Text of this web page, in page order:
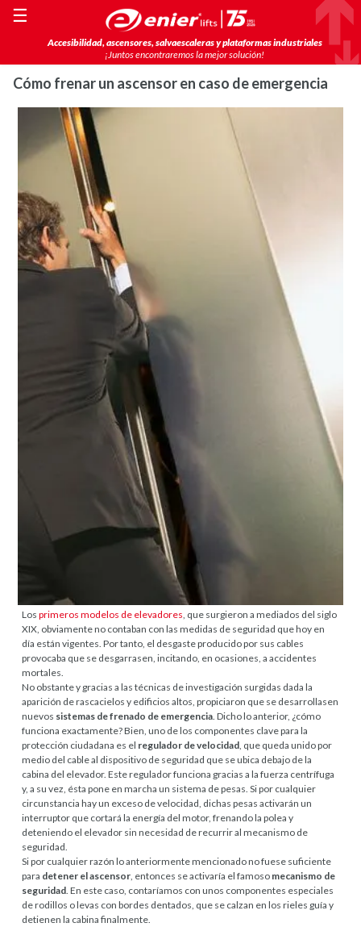
Accesibilidad, ascensores, salvaescaleras y plataformas industriales
¡Juntos encontraremos la mejor solución!
☰
Cómo frenar un ascensor en caso de emergencia
Losprimeros modelos de elevadores, que surgieron a mediados del siglo
XIX, obviamente no contaban con las medidas de seguridad que hoy en
día están vigentes. Por tanto, el desgaste producido por sus cables
provocaba que se desgarrasen, incitando, en ocasiones, a accidentes
mortales.
No obstante y gracias a las técnicas de investigación surgidas dada la
aparición de rascacielos y edificios altos, propiciaron que se desarrollasen
nuevos sistemas de frenado de emergencia. Dicho lo anterior, ¿cómo
funciona exactamente? Bien, uno de los componentes clave para la
protección ciudadana es el regulador de velocidad, que queda unido por
medio del cable al dispositivo de seguridad que se ubica debajo de la
cabina del elevador. Este regulador funciona gracias a la fuerza centrífuga
y, a su vez, ésta pone en marcha un sistema de pesas. Si por cualquier
circunstancia hay un exceso de velocidad, dichas pesas activarán un
interruptor que cortará la energía del motor, frenando la polea y
deteniendo el elevador sin necesidad de recurrir al mecanismo de
seguridad.
Si por cualquier razón lo anteriormente mencionado no fuese suficiente
para detener el ascensor, entonces se activaría el famoso mecanismo de
seguridad. En este caso, contaríamos con unos componentes especiales
de rodillos o levas con bordes dentados, que se calzan en los rieles guía y
detienen la cabina finalmente.